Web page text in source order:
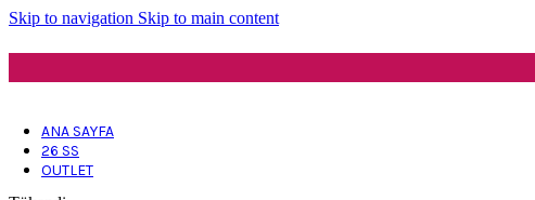
Skip to navigation Skip to main content
ANA SAYFA
26 SS
OUTLET